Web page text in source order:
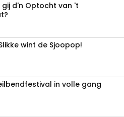
gij d'n Optocht van 't
wint de Sjoopop!
in volle gang